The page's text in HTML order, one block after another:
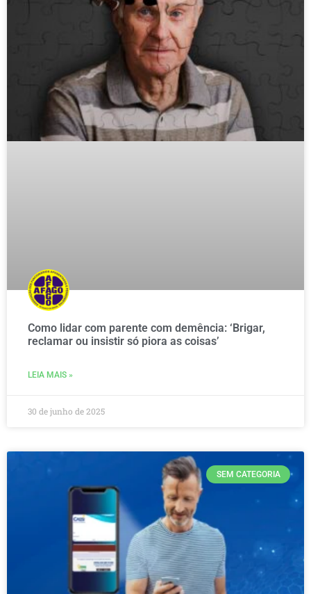
Como lidar com parente com demência: ‘Brigar,
reclamar ou insistir só piora as coisas’
LEIA MAIS »
30 de junho de 2025
SEM CATEGORIA